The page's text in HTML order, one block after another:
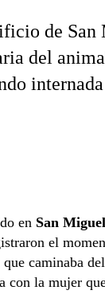
de
del
en San
el
caminaba
la mujer